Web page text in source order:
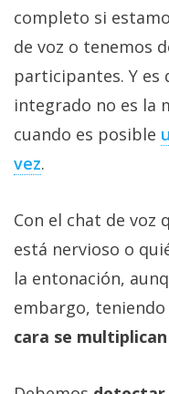
completo si
de voz o tenemos
participantes. Y es
integrado no es la
cuando es posible
vez.
Con el chat de voz
está nervioso o
la entonación,
embargo, teniendo
cara se